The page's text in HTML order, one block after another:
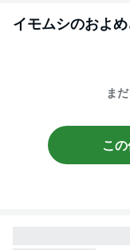
イモムシのおよ
ま
こ